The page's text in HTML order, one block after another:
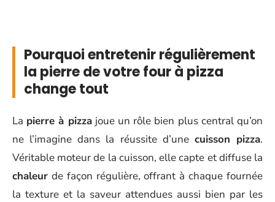
Pourquoi entretenir régulièrement
la pierre de votre four à pizza
change tout
La pierre à pizzajoue un rôle bien plus central qu’on
ne l’imagine dans la réussite d’une cuisson pizza.
Véritable moteur de la cuisson, elle capte et diffuse la
chaleur de façon régulière, offrant à chaque fournée
la texture et la saveur attendues aussi bien par les